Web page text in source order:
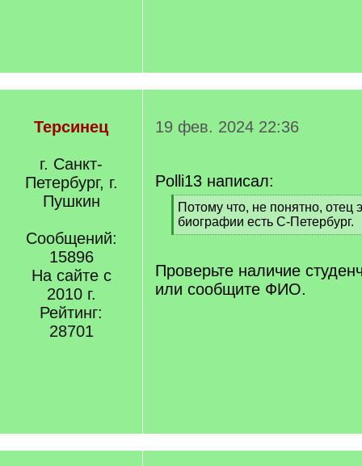
Терсинец
г. Санкт-
Петербург, г.
Пушкин
Сообщений:
15896
На сайте с
2010 г.
Рейтинг:
28701
19 фев. 2024 22:36
Polli13 написал:
[
q
]
Потому что, не понятно, отец
биографии есть С-Петербург.
[
q
]
Проверьте наличие
или сообщите ФИО.